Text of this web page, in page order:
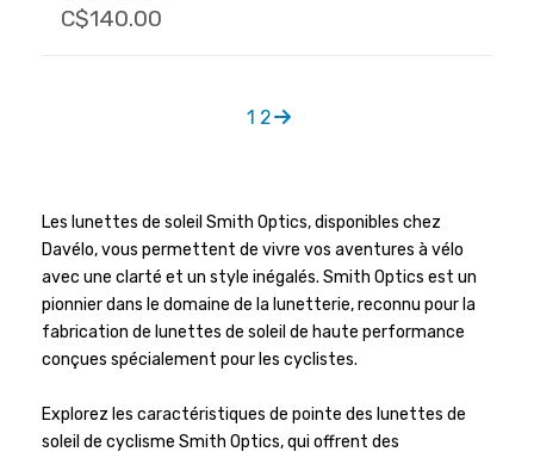
C$140.00
1 2
Les lunettes de soleil Smith Optics, disponibles chez
Davélo, vous permettent de vivre vos aventures à vélo
avec une clarté et un style inégalés. Smith Optics est un
pionnier dans le domaine de la lunetterie, reconnu pour la
fabrication de lunettes de soleil de haute performance
conçues spécialement pour les cyclistes.
Explorez les caractéristiques de pointe des lunettes de
soleil de cyclisme Smith Optics, qui offrent des